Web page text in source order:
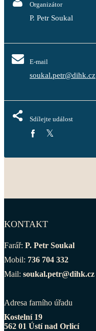
Organizátor
P. Petr Soukal
E-mail
soukal.petr@dihk.cz
Sdílejte událost
KONTAKT
Farář: P. Petr Soukal
Mobil: 736 704 332
Mail: soukal.petr@dihk.cz
Adresa farního úřadu
Kostelní 19
562 01 Ústí nad Orlicí